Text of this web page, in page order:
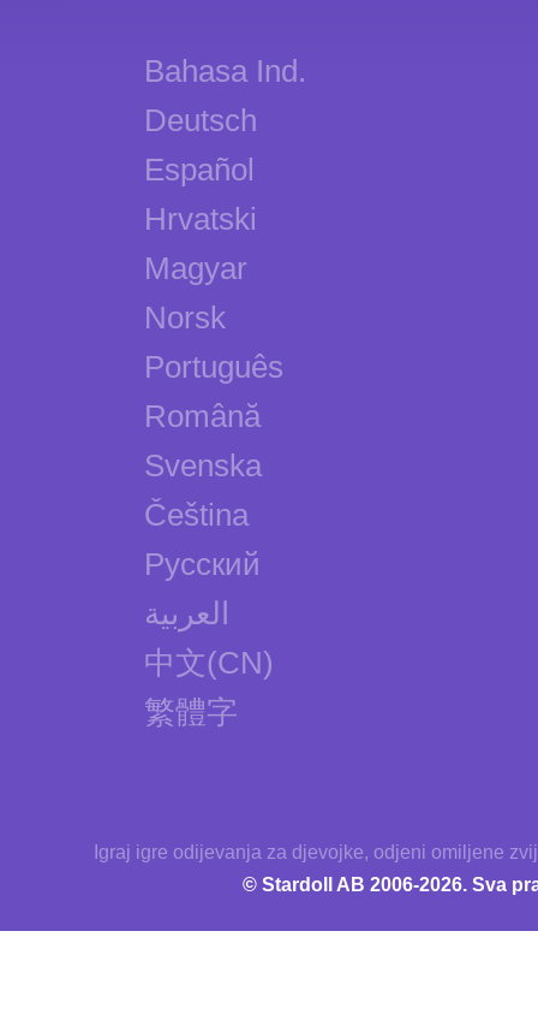
Bahasa Ind.
Deutsch
Español
Hrvatski
Magyar
Norsk
Português
Română
Svenska
Čeština
Русский
العربية
中文(CN)
繁體字
Igraj igre odijevanja za djevojke, odjeni omiljene
© Stardoll AB 2006-2026. Sva